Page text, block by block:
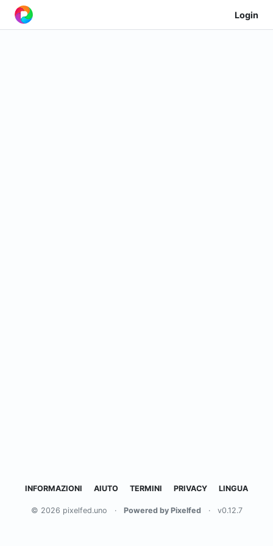
Login
INFORMAZIONI AIUTO TERMINI PRIVACY LINGUA
© 2026 pixelfed.uno · Powered by Pixelfed · v0.12.7